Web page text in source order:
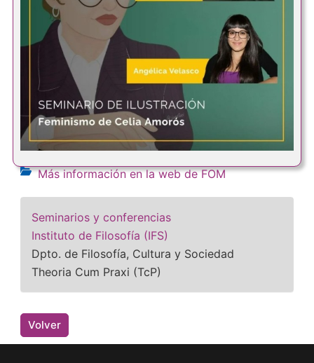
Más información en la web de FOM
Seminarios y conferencias
Instituto de Filosofía (IFS)
Dpto. de Filosofía, Cultura y Sociedad
Theoria Cum Praxi (TcP)
Volver